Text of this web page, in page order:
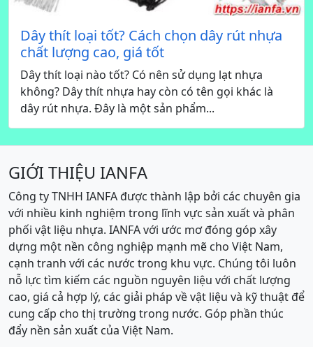
Dây thít loại tốt? Cách chọn dây rút nhựa
chất lượng cao, giá tốt
Dây thít loại nào tốt? Có nên sử dụng lạt nhựa
không? Dây thít nhựa hay còn có tên gọi khác là
dây rút nhựa. Đây là một sản phẩm...
GIỚI THIỆU IANFA
Công ty TNHH IANFA được thành lập bởi các chuyên gia
với nhiều kinh nghiệm trong lĩnh vực sản xuất và phân
phối vật liệu nhựa. IANFA với ước mơ đóng góp xây
dựng một nền công nghiệp mạnh mẽ cho Việt Nam,
cạnh tranh với các nước trong khu vực. Chúng tôi luôn
nỗ lực tìm kiếm các nguồn nguyên liệu với chất lượng
cao, giá cả hợp lý, các giải pháp về vật liệu và kỹ thuật để
cung cấp cho thị trường trong nước. Góp phần thúc
đẩy nền sản xuất của Việt Nam.